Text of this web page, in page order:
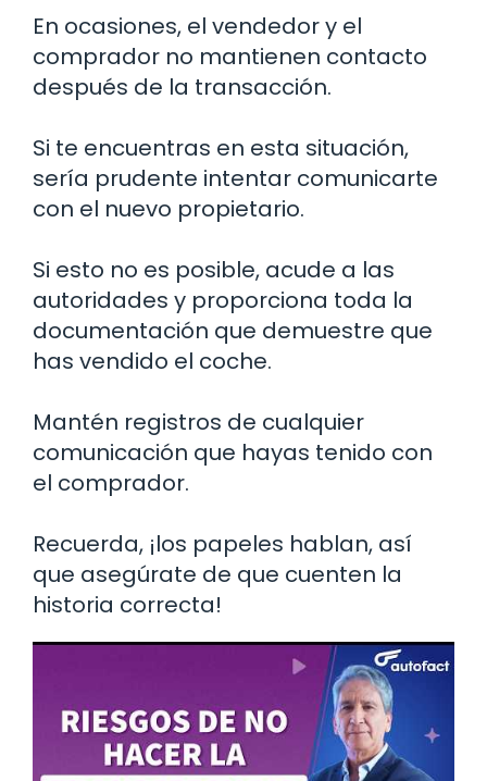
En ocasiones, el vendedor y el
comprador no mantienen contacto
después de la transacción.
Si te encuentras en esta situación,
sería prudente intentar comunicarte
con el nuevo propietario.
Si esto no es posible, acude a las
autoridades y proporciona toda la
documentación que demuestre que
has vendido el coche.
Mantén registros de cualquier
comunicación que hayas tenido con
el comprador.
Recuerda, ¡los papeles hablan, así
que asegúrate de que cuenten la
historia correcta!